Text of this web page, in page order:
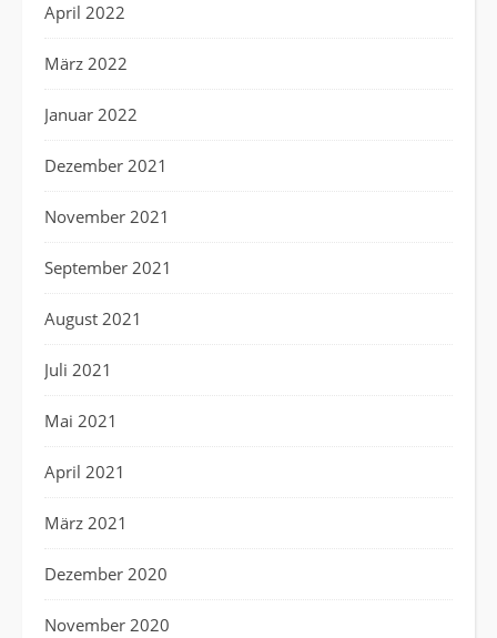
April 2022
März 2022
Januar 2022
Dezember 2021
November 2021
September 2021
August 2021
Juli 2021
Mai 2021
April 2021
März 2021
Dezember 2020
November 2020